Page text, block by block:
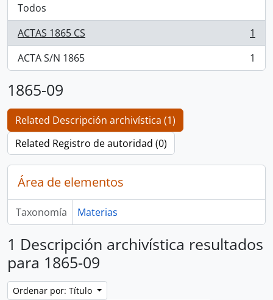
Todos
ACTAS 1865 CS
, 1 resultados
1
ACTA S/N 1865
, 1 resultados 1
1865-09
Related Descripción archivística (1)
Related Registro de autoridad (0)
Área de elementos
Taxonomía Materias
1 Descripción archivística resultados
para 1865-09
Ordenar por: Título